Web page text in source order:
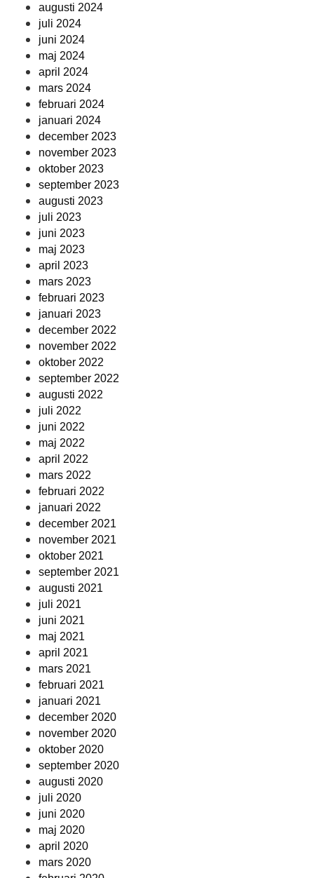
augusti 2024
juli 2024
juni 2024
maj 2024
april 2024
mars 2024
februari 2024
januari 2024
december 2023
november 2023
oktober 2023
september 2023
augusti 2023
juli 2023
juni 2023
maj 2023
april 2023
mars 2023
februari 2023
januari 2023
december 2022
november 2022
oktober 2022
september 2022
augusti 2022
juli 2022
juni 2022
maj 2022
april 2022
mars 2022
februari 2022
januari 2022
december 2021
november 2021
oktober 2021
september 2021
augusti 2021
juli 2021
juni 2021
maj 2021
april 2021
mars 2021
februari 2021
januari 2021
december 2020
november 2020
oktober 2020
september 2020
augusti 2020
juli 2020
juni 2020
maj 2020
april 2020
mars 2020